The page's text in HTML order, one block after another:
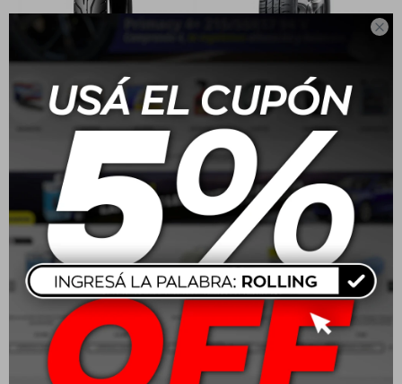

3.00-18 47S Dunlop
TT900 4PR
USD48,00
175/70 R13 82T Dunlop R1
USD 86,00